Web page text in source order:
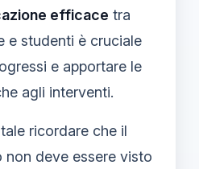
efficace tra
e studenti è cruciale
e apportare le
agli interventi.
ricordare che il
deve essere visto